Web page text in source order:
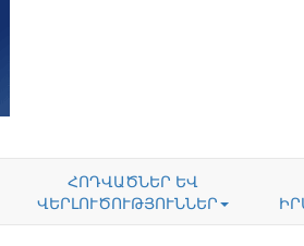
ՀՈԴՎԱԾՆԵՐ ԵՎ
ՎԵՐԼՈՒԾՈՒԹՅՈՒՆՆԵՐ